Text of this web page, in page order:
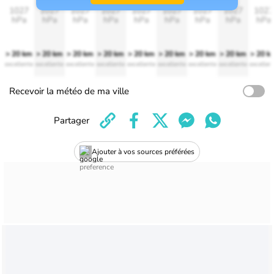
hPa
> 20 km
excellente
1027
hPa
> 20 km
excellente
1027
hPa
> 20 km
excellente
1027
hPa
> 20 km
excellente
1027
hPa
> 20 km
excellente
1027
hPa
> 20 km
excellente
1027
hPa
> 20 km
excellente
1027
hPa
> 20 km
excellente
hPa
> 20
Recevoir la météo de ma ville
Ajouter à vos sources préférées
Partager